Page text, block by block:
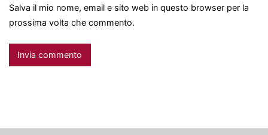
Salva il mio nome, email e sito web in questo browser per la
prossima volta che commento.